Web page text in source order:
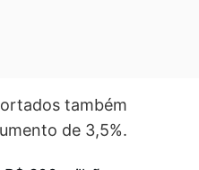
também
de 3,5%.